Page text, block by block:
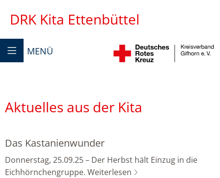
DRK Kita Ettenbüttel
MENÜ
Aktuelles aus der Kita
Das Kastanienwunder
Donnerstag, 25.09.25 – Der Herbst hält Einzug in die
Eichhörnchengruppe. Weiterlesen